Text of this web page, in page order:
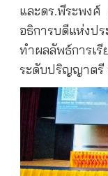
และดร.พีระพงศ์
อธิการบดีแห่งป
ทำผลลัพธ์การเ
ระดับปริญญาตรี